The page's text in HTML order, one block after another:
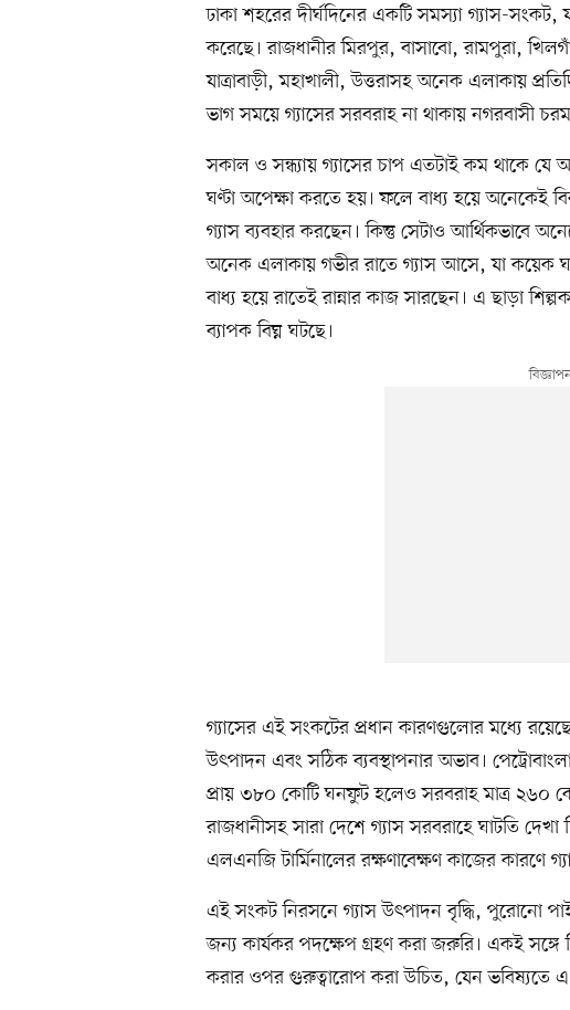
ঢাকা শহরের দীর্ঘদিনের একটি সমস্যা গ্যাস-
করেছে। রাজধানীর মিরপুর, বাসাবো, রামপুরা,
যাত্রাবাড়ী, মহাখালী, উত্তরাসহ অনেক এলাকায়
ভাগ সময়ে গ্যাসের সরবরাহ না থাকায় নগরবাসী
সকাল ও সন্ধ্যায় গ্যাসের চাপ এতটাই কম থাকে যে
ঘণ্টা অপেক্ষা করতে হয়। ফলে বাধ্য হয়ে অনেকেই
গ্যাস ব্যবহার করছেন। কিন্তু সেটাও আর্থিকভাবে
অনেক এলাকায় গভীর রাতে গ্যাস আসে, যা কয়েক
বাধ্য হয়ে রাতেই রান্নার কাজ সারছেন। এ ছাড়া
ব্যাপক বিঘ্ন ঘটছে।
গ্যাসের এই সংকটের প্রধান কারণগুলোর মধ্যে
উৎপাদন এবং সঠিক ব্যবস্থাপনার অভাব।
প্রায় ৩৮০ কোটি ঘনফুট হলেও সরবরাহ মাত্র ২৬০
রাজধানীসহ সারা দেশে গ্যাস সরবরাহে ঘাটতি দেখা
এলএনজি টার্মিনালের রক্ষণাবেক্ষণ কাজের কারণে
এই সংকট নিরসনে গ্যাস উৎপাদন বৃদ্ধি, পুরোনো
জন্য কার্যকর পদক্ষেপ গ্রহণ করা জরুরি। একই সঙ্গে
করার ওপর গুরুত্বারোপ করা উচিত, যেন ভবিষ্যতে